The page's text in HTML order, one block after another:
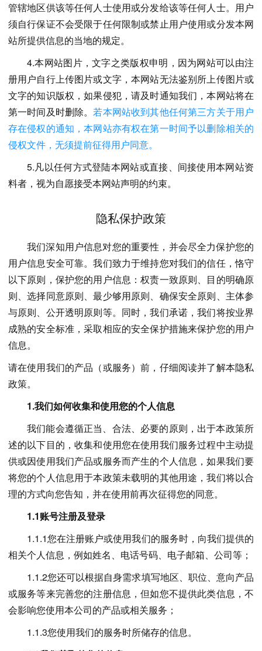
管辖地区供该等任何人士使用或分发给该等任何人士。用户
须自行保证不会受限于任何限制或禁止用户使用或分发本网
站所提供信息的当地的规定。
4.本网站图片，文字之类版权申明，因为网站可以由注
册用户自行上传图片或文字，本网站无法鉴别所上传图片或
文字的知识版权，如果侵犯，请及时通知我们，本网站将在
第一时间及时删除。若本网站收到其他任何第三方关于用户
存在侵权的通知，本网站亦有权在第一时间予以删除相关的
侵权文件，无须提前征得用户同意。
5.凡以任何方式登陆本网站或直接、间接使用本网站资
料者，视为自愿接受本网站声明的约束。
隐私保护政策
我们深知用户信息对您的重要性，并会尽全力保护您的
用户信息安全可靠。我们致力于维持您对我们的信任，恪守
以下原则，保护您的用户信息：权责一致原则、目的明确原
则、选择同意原则、最少够用原则、确保安全原则、主体参
与原则、公开透明原则等。同时，我们承诺，我们将按业界
成熟的安全标准，采取相应的安全保护措施来保护您的用户
信息。
请在使用我们的产品（或服务）前，仔细阅读并了解本隐私
政策。
1.我们如何收集和使用您的个人信息
我们能会遵循正当、合法、必要的原则，出于本政策所
述的以下目的，收集和使用您在使用我们服务过程中主动提
供或因使用我们产品或服务而产生的个人信息，如果我们要
将您的个人信息用于本政策未载明的其他用途，我们将以合
理的方式向您告知，并在使用前再次征得您的同意。
1.1账号注册及登录
1.1.1您在注册账户或使用我们的服务时，向我们提供的
相关个人信息，例如姓名、电话号码、电子邮箱、公司等；
1.1.2您还可以根据自身需求填写地区、职位、意向产品
或服务等来完善您的注册信息，但如您不提供此类信息，不
会影响您使用本公司的产品或相关服务；
1.1.3您使用我们的服务时所储存的信息。